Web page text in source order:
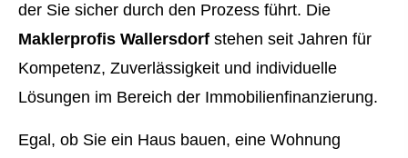
der Sie sicher durch den Prozess führt. Die
Maklerprofis Wallersdorf stehen seit Jahren für
Kompetenz, Zuverlässigkeit und individuelle
Lösungen im Bereich der Immobilienfinanzierung.
Egal, ob Sie ein Haus bauen, eine Wohnung